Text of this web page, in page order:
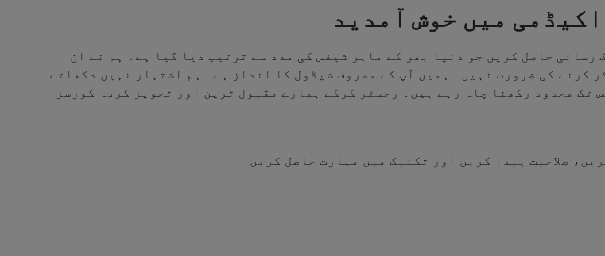
میں خوش آمدید
حاصل کریں جو دنیا بھر کے ماہر شیفس کی مدد سے ترتیب دیا گیا ہے۔ ہم نے ان
کرنے کی ضرورت نہیں۔ ہمیں آپ کے مصروف شیڈول کا انداز ہے۔ ہم اشتہار نہیں دکھاتے
محدود رکھنا چاہ رہے ہیں۔ رجسٹر کرکے ہمارے مقبول ترین اور تجویز کردہ کورسز
صلاحیت پیدا کریں اور تکنیک میں مہارت حاصل کریں